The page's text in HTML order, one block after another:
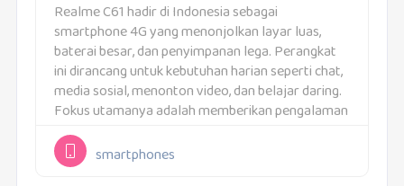
Realme C61 hadir di Indonesia sebagai
smartphone 4G yang menonjolkan layar luas,
baterai besar, dan penyimpanan lega. Perangkat
ini dirancang untuk kebutuhan harian seperti chat,
media sosial, menonton video, dan belajar daring.
Fokus utamanya adalah memberikan pengalaman
yang tetap lancar dalam pemakaian jangka
panjang. Desainnya juga dibuat tipis untuk
kelasnya...
smartphones